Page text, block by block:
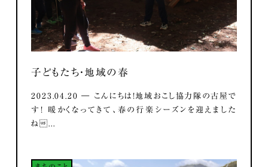
子どもたち・地域の春
2023.04.20 ― こんにちは！地域おこし協力隊の古屋で
す！ 暖かくなってきて、春の行楽シーズンを迎えました
ね...